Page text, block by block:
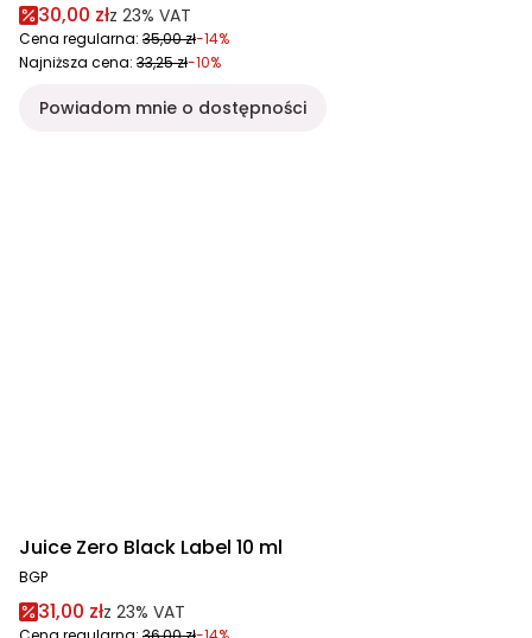
30,00 złz 23% VAT
Cena regularna: 35,00 zł-14%
Najniższa cena: 33,25 zł-10%
Powiadom mnie o dostępności
Juice Zero Black Label 10 ml
BGP
31,00 złz 23% VAT